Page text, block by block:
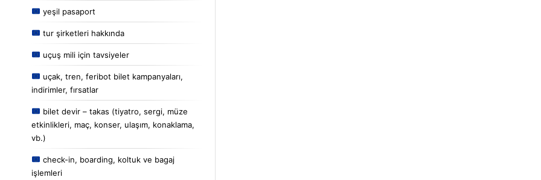
yeşil pasaport
tur şirketleri hakkında
uçuş mili için tavsiyeler
uçak, tren, feribot bilet kampanyaları,
indirimler, fırsatlar
bilet devir – takas (tiyatro, sergi, müze
etkinlikleri, maç, konser, ulaşım, konaklama,
vb.)
check-in, boarding, koltuk ve bagaj
işlemleri